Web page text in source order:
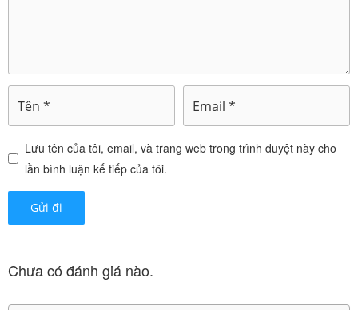
-Trẻ em dưới 6 tuổi.
-Tăng canxi máu.
Thận trọng khi dùng thuốc:
Trước khi dùng thuốc Ebysta, bạn báo cho bác sĩ
nếu.
vào cơ thể với đối tượng suy thận, suy tim cần điều
Lưu tên của tôi, email, và trang web trong trình duyệt này cho
lần bình luận kế tiếp của tôi.
Chưa có đánh giá nào.